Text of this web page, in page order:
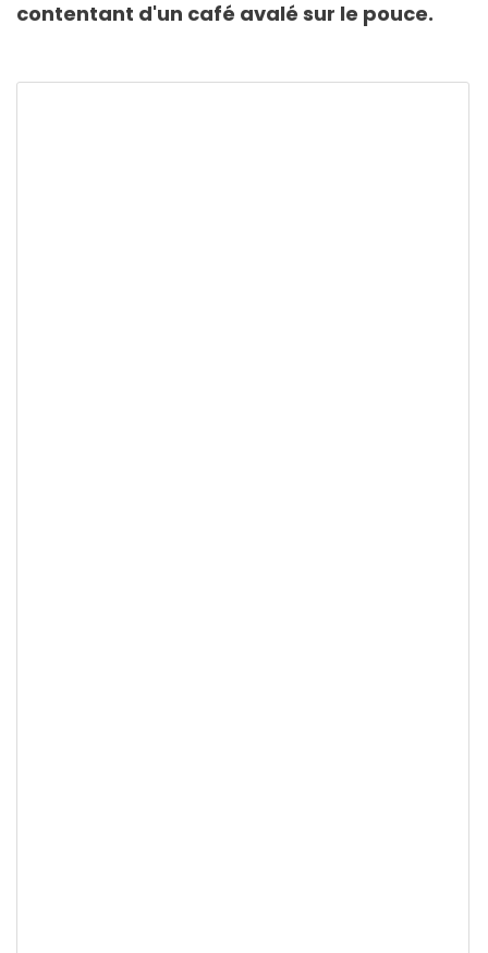
contentant d'un café avalé sur le pouce.